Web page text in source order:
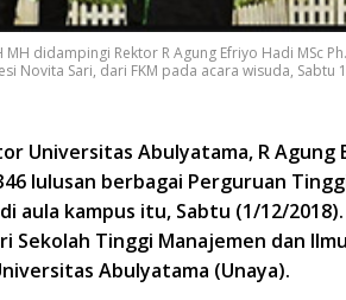
didampingi Rektor R Agung Efriyo Hadi MSc
Novita Sari, dari FKM pada acara wisuda, Sabtu
Universitas Abulyatama, R Agung
lulusan berbagai Perguruan
aula kampus itu, Sabtu (1/12/2018).
Sekolah Tinggi Manajemen dan
Abulyatama (Unaya).